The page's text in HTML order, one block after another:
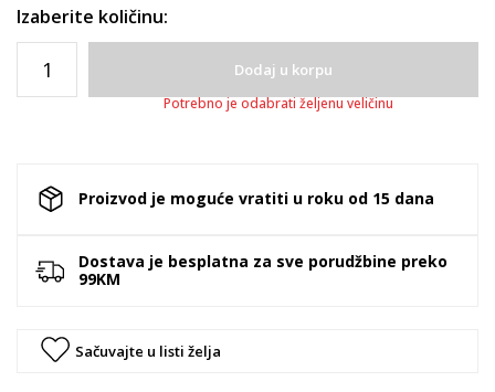
Izaberite količinu:
Dodaj u korpu
Potrebno je odabrati željenu veličinu
Proizvod je moguće vratiti u roku od 15 dana
Dostava je besplatna za sve porudžbine preko
99KM
Sačuvajte u listi želja